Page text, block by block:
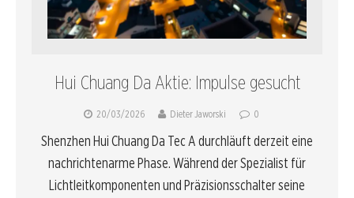
Hui Chuang Da Aktie: Impulse gesucht
20/03/2026 Dieter Jaworski 0
Shenzhen Hui Chuang Da Tec A durchläuft derzeit eine
nachrichtenarme Phase. Während der Spezialist für
Lichtleitkomponenten und Präzisionsschalter seine